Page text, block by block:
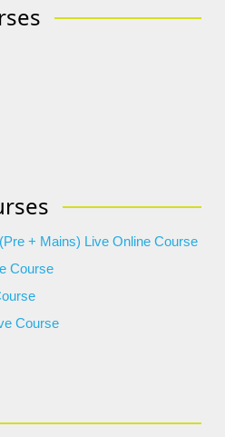
+ Mains) Live Online Course
Course
Course